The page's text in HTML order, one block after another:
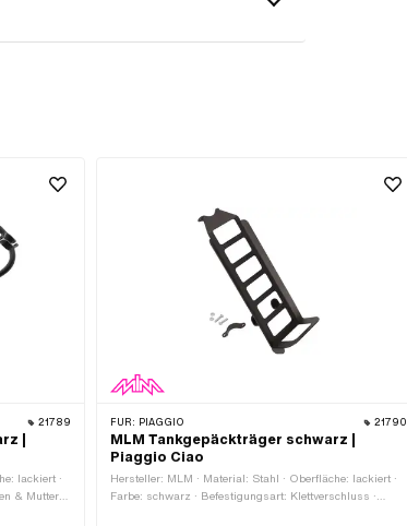
21789
|
lackiert ·
& Muttern
FÜR: PIAGGIO 21790
MLM Tankgepäckträger schwarz |
Piaggio Ciao
Hersteller: MLM · Material: Stahl · Oberfläche: lackiert ·
Farbe: schwarz · Befestigungsart: Klettverschluss ·